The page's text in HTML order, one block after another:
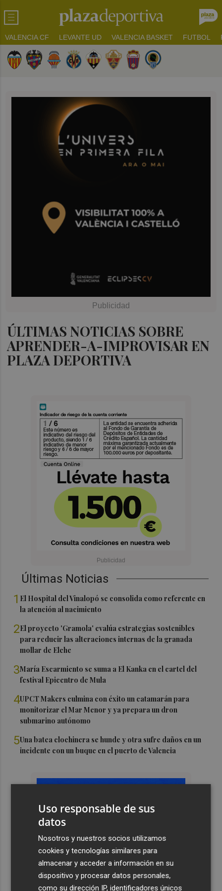
VALENCIA CF LEVANTE UD VALENCIA BASKET FUTBOL
ÚLTIMAS NOTICIAS SOBRE
APRENDER-A-IMPROVISAR EN
PLAZA DEPORTIVA
Últimas Noticias
1 El Hospital del Vinalopó se consolida como referente en
la atención al nacimiento
2El proyecto 'Gramola' evalúa estrategias sostenibles
para reducir las alteraciones internas de la granada
mollar de Elche
3María Escarmiento se suma a El Kanka en el cartel del
festival Epicentro de Mula
4UPCT Makers culmina con éxito un catamarán para
monitorizar el Mar Menor y ya prepara un dron
submarino autónomo
5Una batea clochinera se hunde y otra sufre daños en un
incidente con un buque en el puerto de Valencia
Uso responsable de sus
datos
Nosotros y nuestros socios utilizamos
cookies y tecnologías similares para
almacenar y acceder a información en su
dispositivo y procesar datos personales,
como su dirección IP, identificadores únicos